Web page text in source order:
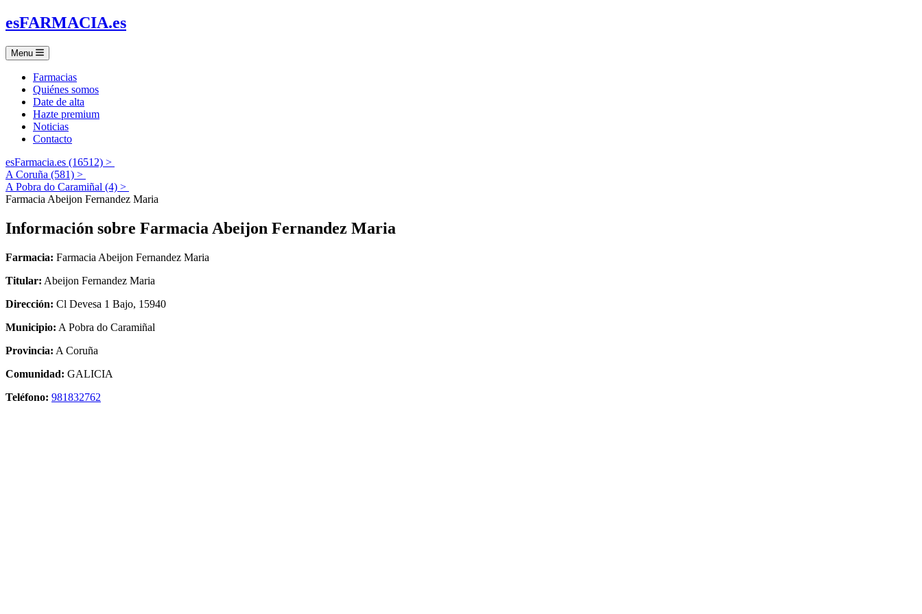
esFARMACIA.es
Menu
Farmacias
Quiénes somos
Date de alta
Hazte premium
Noticias
Contacto
esFarmacia.es (16512) >
A Coruña (581) >
A Pobra do Caramiñal (4) >
Farmacia Abeijon Fernandez Maria
Información sobre Farmacia Abeijon Fernandez Maria
Farmacia: Farmacia Abeijon Fernandez Maria
Titular: Abeijon Fernandez Maria
Dirección: Cl Devesa 1 Bajo, 15940
Municipio: A Pobra do Caramiñal
Provincia: A Coruña
Comunidad: GALICIA
Teléfono: 981832762